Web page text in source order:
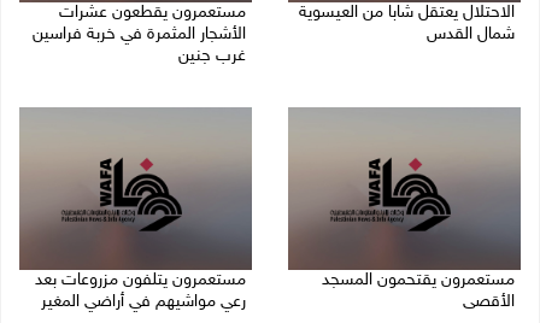
الاحتلال يعتقل شابا من العيسوية
شمال القدس
مستعمرون يقطعون عشرات
الأشجار المثمرة في خربة فراسين
غرب جنين
مستعمرون يقتحمون المسجد
الأقصى
مستعمرون يتلفون مزروعات بعد
رعي مواشيهم في أراضي المغير